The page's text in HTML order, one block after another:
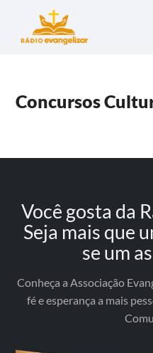
Concursos
Você gosta da
Seja mais que
se um
Conheça a Associação
fé e esperança a mais